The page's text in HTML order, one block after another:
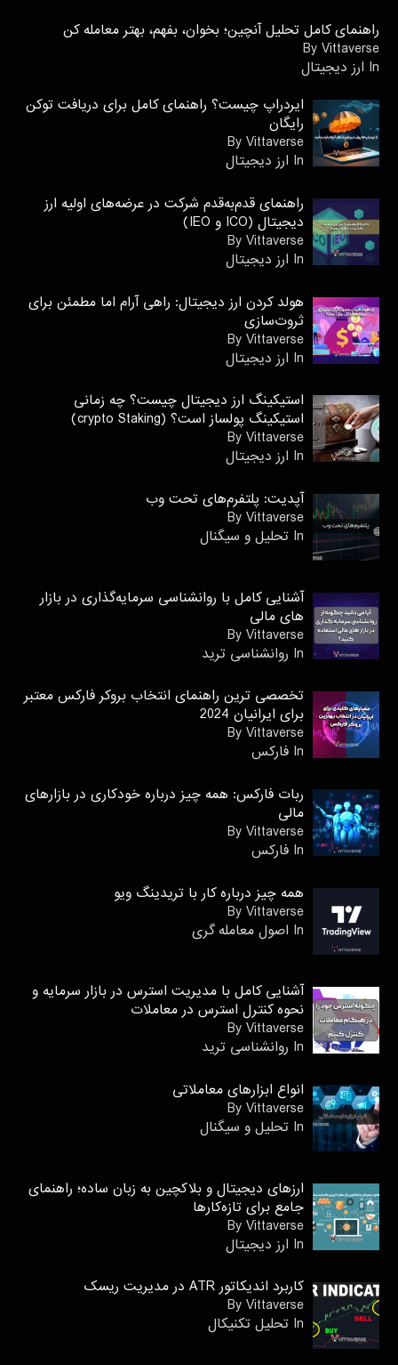
راهنمای کامل تحلیل آنچین؛ بخوان، بفهم، بهتر معامله کن
By Vittaverse
In ارز دیجیتال
ایردراپ چیست؟ راهنمای کامل برای دریافت توکن
رایگان
By Vittaverse
In ارز دیجیتال
راهنمای قدم‌به‌قدم شرکت در عرضه‌های اولیه ارز
دیجیتال (ICO و IEO)
By Vittaverse
In ارز دیجیتال
هولد کردن ارز دیجیتال: راهی آرام اما مطمئن برای
ثروت‌سازی
By Vittaverse
In ارز دیجیتال
استیکینگ ارز دیجیتال چیست؟ چه زمانی
استیکینگ پولساز است؟ (crypto Staking)
By Vittaverse
In ارز دیجیتال
آپدیت: پلتفرم‌های تحت وب
By Vittaverse
In تحلیل و سیگنال
آشنایی کامل با روانشناسی سرمایه‌گذاری در بازار
های مالی
By Vittaverse
In روانشناسى ترید
تخصصی ترین راهنمای انتخاب بروکر فارکس معتبر
برای ایرانیان 2024
By Vittaverse
In فاركس
ربات فارکس: همه چیز درباره خودکاری در بازارهای
مالی
By Vittaverse
In فاركس
همه چیز درباره کار با تریدینگ ویو
By Vittaverse
In اصول معامله گرى
آشنایی کامل با مدیریت استرس در بازار سرمایه و
نحوه کنترل استرس در معاملات
By Vittaverse
In روانشناسى ترید
انواع ابزارهای معاملاتی
By Vittaverse
In تحلیل و سیگنال
ارزهای دیجیتال و بلاکچین به زبان ساده؛ راهنمای
جامع برای تازه‌کارها
By Vittaverse
In ارز دیجیتال
کاربرد اندیکاتور ATR در مدیریت ریسک
By Vittaverse
In تحليل تكنيكال